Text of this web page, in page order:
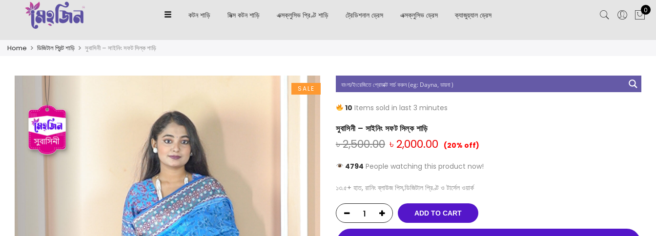
কটন শাড়ি মিক্স কটন শাড়ি এক্সক্লুসিভ প্রিণ্ট শাড়ি ট্রেডিশনাল ড্রেস এক্সক্লুসিভ ড্রেস ক্যাজুয়্যাল ড্রেস
0
Home ডিজিটাল প্রিন্ট শাড়ি সুবাসিনী – সাইনিং সফট সিল্ক শাড়ি
SALE
10 Items sold in last 3 minutes
সুবাসিনী – সাইনিং সফট সিল্ক শাড়ি
৳2,500.00 ৳ 2,000.00 (20% off)
4794 People watching this product now!
১৩.৫+ হাত, রানিং ব্লাউজ পিস,ডিজিটাল প্রিণ্ট ও টার্সেল ওয়ার্ক
ADD TO CART